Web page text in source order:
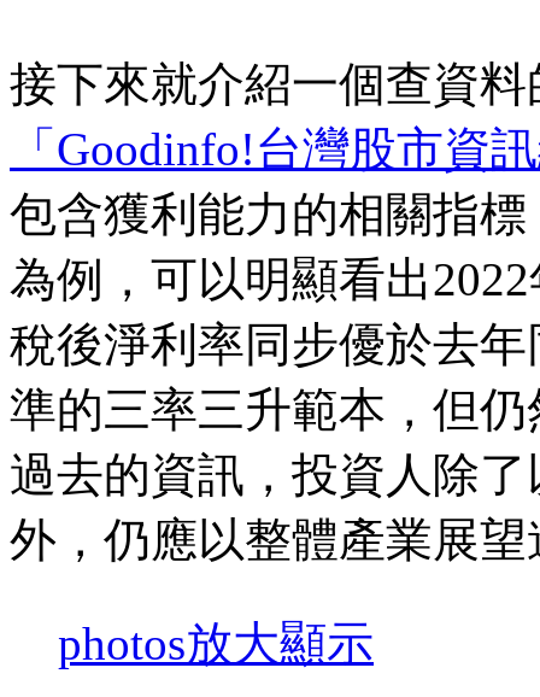
接下來就介紹一個查資
「Goodinfo!台灣股市資
包含獲利能力的相關指
為例，可以明顯看出
稅後淨利率同步優於去年
準的三率三升範本，但
過去的資訊，投資人除
外，仍應以整體產業展
photos放大顯示